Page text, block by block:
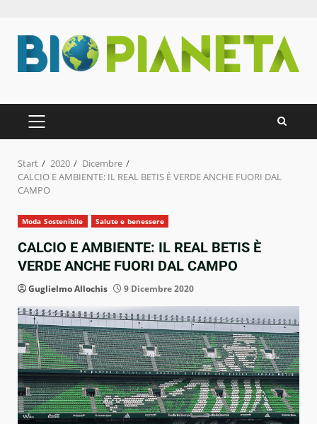
Inhalt
springen
PRIMÄRES
MENÜ
Start 2020
Dicembre
CALCIO E AMBIENTE: IL REAL BETIS È VERDE ANCHE FUORI DAL
CAMPO
Moda Sostenibile Salute e benessere
CALCIO E AMBIENTE: IL REAL BETIS È
VERDE ANCHE FUORI DAL CAMPO
Guglielmo Allochis 9 Dicembre 2020